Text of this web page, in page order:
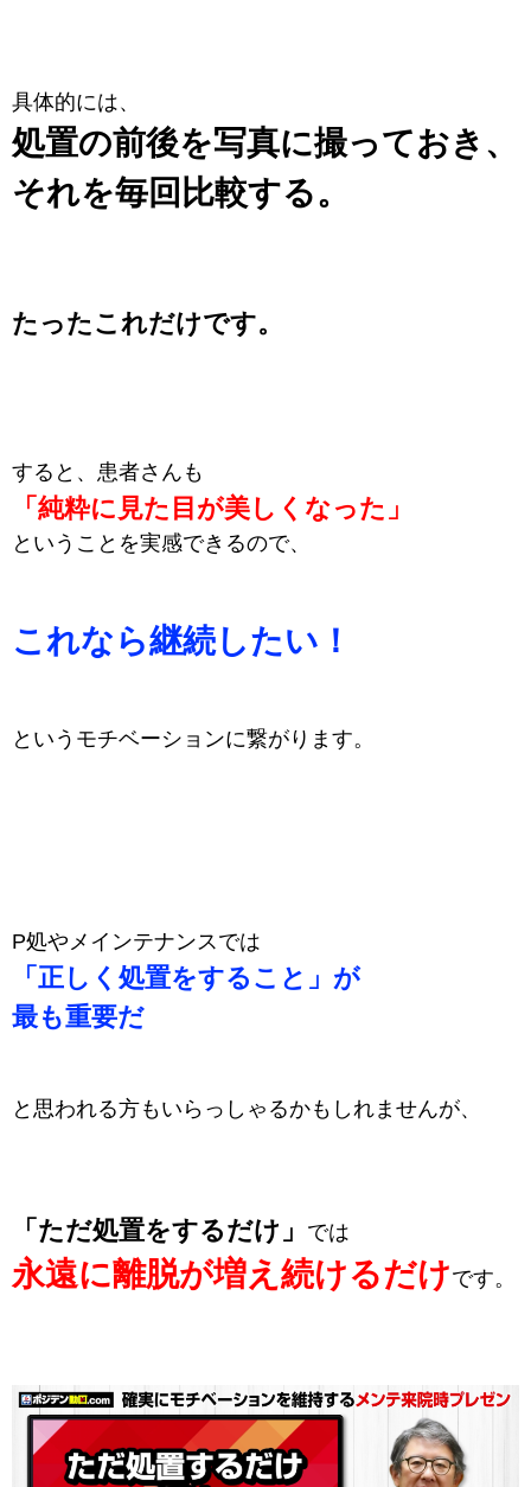
具体的には、
処置の前後を写真に撮っておき、
それを毎回比較する。
たったこれだけです。
すると、患者さんも
「純粋に見た目が美しくなった」
ということを実感できるので、
これなら継続したい！
というモチベーションに繋がります。
P処やメインテナンスでは
「正しく処置をすること」が
最も重要だ
と思われる方もいらっしゃるかもしれませんが、
「ただ処置をするだけ」 では
永遠に離脱が増え続けるだけです。